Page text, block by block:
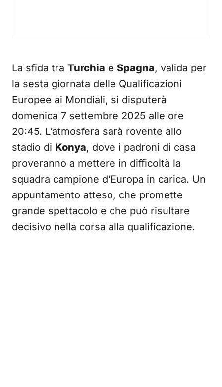
La sfida tra Turchia e Spagna, valida per
la sesta giornata delle Qualificazioni
Europee ai Mondiali, si disputerà
domenica 7 settembre 2025 alle ore
20:45. L’atmosfera sarà rovente allo
stadio di Konya, dove i padroni di casa
proveranno a mettere in difficoltà la
squadra campione d’Europa in carica. Un
appuntamento atteso, che promette
grande spettacolo e che può risultare
decisivo nella corsa alla qualificazione.